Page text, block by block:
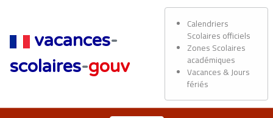
vacances-
scolaires-gouv
Calendriers
Scolaires officiels
Zones Scolaires
académiques
Vacances & Jours
fériés